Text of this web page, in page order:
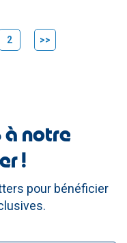
2 >>
à notre
!
pour bénéficier